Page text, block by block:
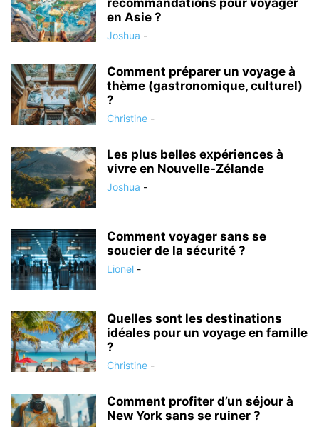
recommandations pour voyager
en Asie ?
Joshua -
Comment préparer un voyage à
thème (gastronomique, culturel)
?
Christine -
Les plus belles expériences à
vivre en Nouvelle-Zélande
Joshua -
Comment voyager sans se
soucier de la sécurité ?
Lionel -
Quelles sont les destinations
idéales pour un voyage en famille
?
Christine -
Comment profiter d’un séjour à
New York sans se ruiner ?